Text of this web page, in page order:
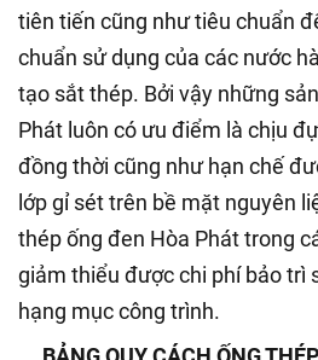
tiên tiến cũng như tiêu chuẩn
chuẩn sử dụng của các nước
tạo sắt thép. Bởi vậy những
Phát luôn có ưu điểm là chịu
đồng thời cũng như hạn chế
lớp gỉ sét trên bề mặt nguyên
thép ống đen Hòa Phát trong
giảm thiểu được chi phí bảo trì
hạng mục công trình.